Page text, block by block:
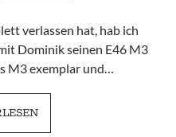
verlassen hat, hab ich
Dominik seinen E46 M3
M3 exemplar und…
BMW
E46